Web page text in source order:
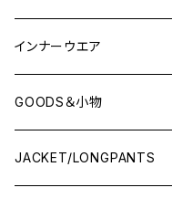
SHORT-SLEEVEプラシャツ
NO-SLEEVE
Tシャツ(オフコート)
インナーウエア
GOODS＆小物
シューズ袋
JACKET/LONGPANTS